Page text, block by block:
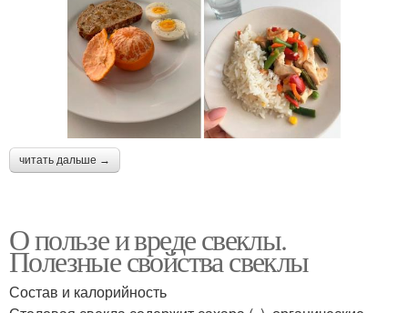
читать дальше →
О пользе и вреде свеклы.
Полезные свойства свеклы
Состав и калорийность